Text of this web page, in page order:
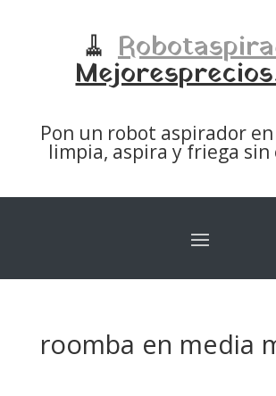
🧹
Pon un robot aspirador
limpia, aspira y friega sin
roomba en media